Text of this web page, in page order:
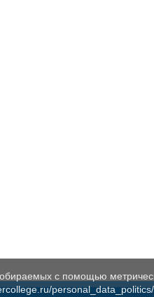
с помощью